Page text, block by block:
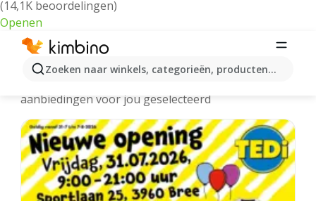
(14,1K beoordelingen)
Openen
Zoeken naar winkels, categorieën, producten...
Wingene folders online
aanbiedingen voor jou geselecteerd